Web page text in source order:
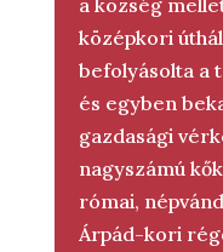
a község
középkori
befolyásolta a
és egyben
gazdasági
nagyszámú
római,
Árpád-kori